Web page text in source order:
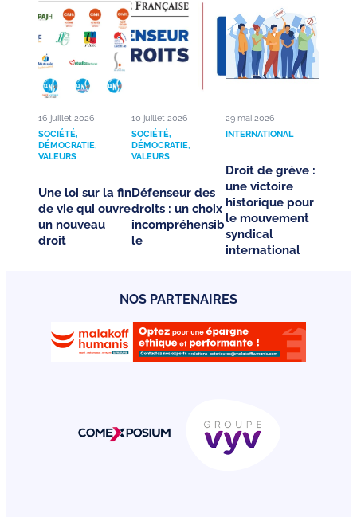
16 juillet 2026
SOCIÉTÉ,
DÉMOCRATIE,
VALEURS
Une loi sur la fin
de vie qui ouvre
un nouveau
droit
10 juillet 2026
SOCIÉTÉ,
DÉMOCRATIE,
VALEURS
Défenseur des
droits : un choix
incompréhensib
le
29 mai 2026
INTERNATIONAL
Droit de grève :
une victoire
historique pour
le mouvement
syndical
international
NOS PARTENAIRES